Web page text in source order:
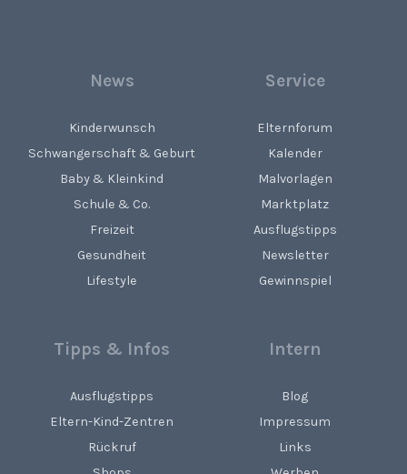
News
Kinderwunsch
Schwangerschaft & Geburt
Baby & Kleinkind
Schule & Co.
Freizeit
Gesundheit
Lifestyle
Service
Elternforum
Kalender
Malvorlagen
Marktplatz
Ausflugstipps
Newsletter
Gewinnspiel
Tipps & Infos
Ausflugstipps
Eltern-Kind-Zentren
Rückruf
Intern
Blog
Impressum
Links